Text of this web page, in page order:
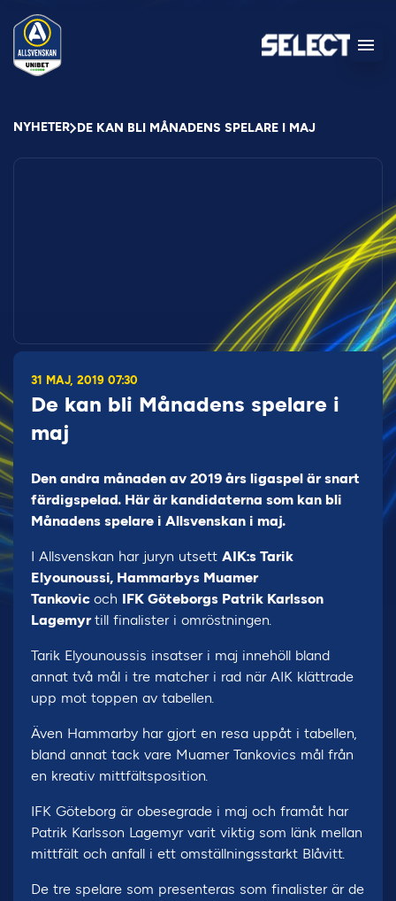
NYHETER DE KAN BLI MÅNADENS SPELARE I MAJ
31 MAJ, 2019 07:30
De kan bli Månadens spelare i
maj
Den andra månaden av 2019 års ligaspel är snart
färdigspelad. Här är kandidaterna som kan bli
Månadens spelare i Allsvenskan i maj.
I Allsvenskan har juryn utsett AIK:s Tarik
Elyounoussi, Hammarbys Muamer
Tankovic och IFK Göteborgs Patrik Karlsson
Lagemyrtill finalister i omröstningen.
Tarik Elyounoussis insatser i maj innehöll bland
annat två mål i tre matcher i rad när AIK klättrade
upp mot toppen av tabellen.
Även Hammarby har gjort en resa uppåt i tabellen,
bland annat tack vare Muamer Tankovics mål från
en kreativ mittfältsposition.
IFK Göteborg är obesegrade i maj och framåt har
Patrik Karlsson Lagemyr varit viktig som länk mellan
mittfält och anfall i ett omställningsstarkt Blåvitt.
De tre spelare som presenteras som finalister är de